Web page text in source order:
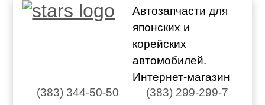
Автозапчасти для
японских и
корейских
автомобилей.
Интернет-магазин
(383) 344-50-50
(383) 299-299-7